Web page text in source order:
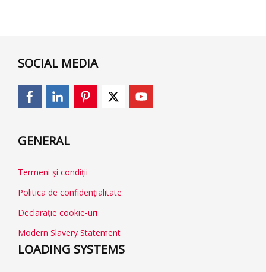
SOCIAL MEDIA
GENERAL
Termeni și condiții
Politica de confidențialitate
Declarație cookie-uri
Modern Slavery Statement
LOADING SYSTEMS